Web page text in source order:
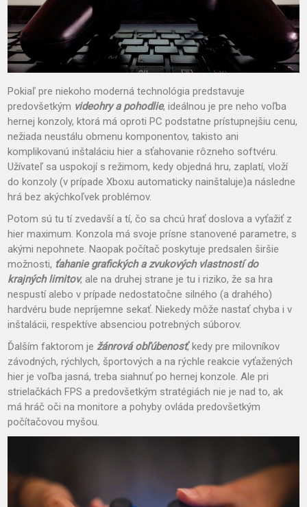
Pokiaľ pre niekoho moderná technológia predstavuje
predovšetkým videohry a pohodlie, ideálnou je pre neho voľba
hernej konzoly, ktorá má oproti PC podstatne prístupnejšiu cenu,
nežiada neustálu obmenu komponentov, takisto ani
komplikovanú inštaláciu hier a sťahovanie rôzneho softvéru.
Užívateľ sa uspokojí s režimom, kedy objedná hru, zaplatí, vloží
do konzoly (v prípade Xboxu automaticky nainštaluje)a následne
hrá bez akýchkoľvek problémov.
Potom sú tu tí zvedavší a tí, čo sa chcú hrať doslova a vyťažiť z
hier maximum. Konzola má svoje prísne stanovené parametre, s
akými nepohnete. Naopak počítač poskytuje predsalen širšie
možnosti, ťahanie grafických a zvukových vlastností do
krajných limitov, ale na druhej strane je tu i riziko, že sa hra
nespustí alebo v prípade nedostatočne silného (a drahého)
hardvéru bude nepríjemne sekať. Niekedy môže nastať chyba i v
inštalácii, respektíve absenciou potrebných súborov.
Ďalším faktorom ježánrová obľúbenosť, kedy pre milovníkov
závodných, rýchlych, športových a na rýchle reakcie vyťažených
hier je voľba jasná, treba siahnuť po hernej konzole. Ale pri
strielačkách FPS a predovšetkým stratégiách nie je nad to, ak
má hráč oči na monitore a pohyby ovláda predovšetkým
počítačovou myšou.